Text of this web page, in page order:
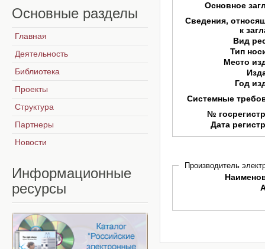
Основное
Сведения,
к
Вид
Тип
Место
Год
Системные
№
Дата
Производитель
Основные разделы
Главная
Деятельность
Библиотека
Проекты
Структура
Партнеры
Новости
Информационные
ресурсы